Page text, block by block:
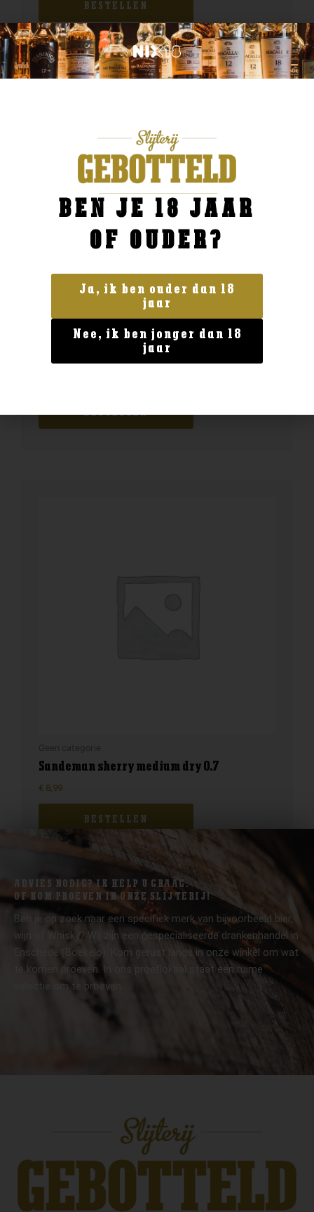
BESTELLEN
Geen categorie
Enate Rosado
BESTELLEN
Sandeman sherry medium dry 0.7
€ 8,99
BESTELLEN
ADVIES NODIG? IK HELP U GRAAG.
OF KOM PROEVEN IN ONZE SLIJTERIJ!
Ben je op zoek naar een specifiek merk van bijvoorbeeld bier,
wijn of Whisky? Wij zijn een gespecialiseerde drankenhandel in
Enschede (Boekelo). Kom gerust langs in onze winkel om wat
te komen proeven. In ons proeflokaal staat een ruime
selectie om te proeven.
BEN JE 18 JAAR
OF OUDER?
Ja, ik ben ouder dan 18
jaar
Nee, ik ben jonger dan 18
jaar